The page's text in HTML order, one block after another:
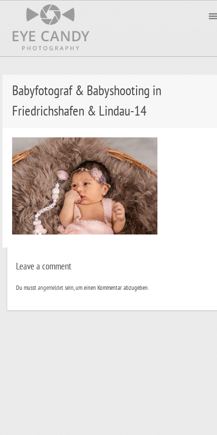
Babyfotograf & Babyshooting in
Friedrichshafen & Lindau-14
Leave a comment
Du musstangemeldetsein, um einen Kommentar abzugeben.